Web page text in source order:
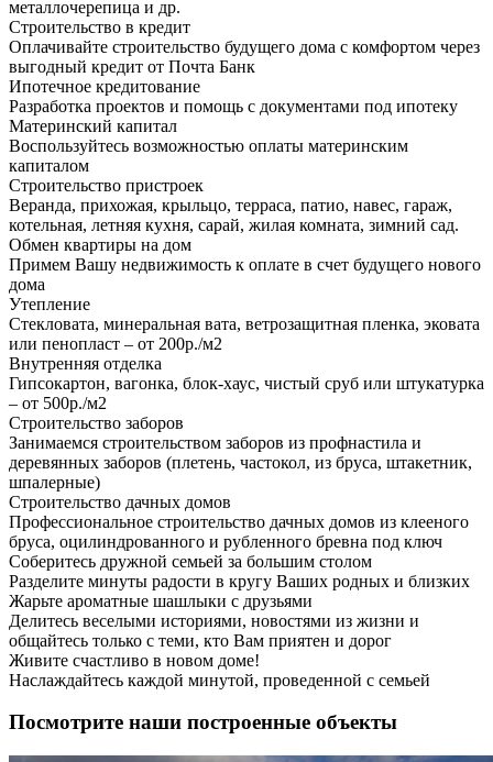
металлочерепица и др.
Строительство в кредит
Оплачивайте строительство будущего дома с комфортом через
выгодный кредит от Почта Банк
Ипотечное кредитование
Разработка проектов и помощь с документами под ипотеку
Материнский капитал
Воспользуйтесь возможностью оплаты материнским
капиталом
Строительство пристроек
Веранда, прихожая, крыльцо, терраса, патио, навес, гараж,
котельная, летняя кухня, сарай, жилая комната, зимний сад.
Обмен квартиры на дом
Примем Вашу недвижимость к оплате в счет будущего нового
дома
Утепление
Стекловата, минеральная вата, ветрозащитная пленка, эковата
или пенопласт – от 200р./м2
Внутренняя отделка
Гипсокартон, вагонка, блок-хаус, чистый сруб или штукатурка
– от 500р./м2
Строительство заборов
Занимаемся строительством заборов из профнастила и
деревянных заборов (плетень, частокол, из бруса, штакетник,
шпалерные)
Строительство дачных домов
Профессиональное строительство дачных домов из клееного
бруса, оцилиндрованного и рубленного бревна под ключ
Соберитесь дружной семьей за большим столом
Разделите минуты радости в кругу Ваших родных и близких
Жарьте ароматные шашлыки с друзьями
Делитесь веселыми историями, новостями из жизни и
общайтесь только с теми, кто Вам приятен и дорог
Живите счастливо в новом доме!
Наслаждайтесь каждой минутой, проведенной с семьей
Посмотрите наши построенные объекты